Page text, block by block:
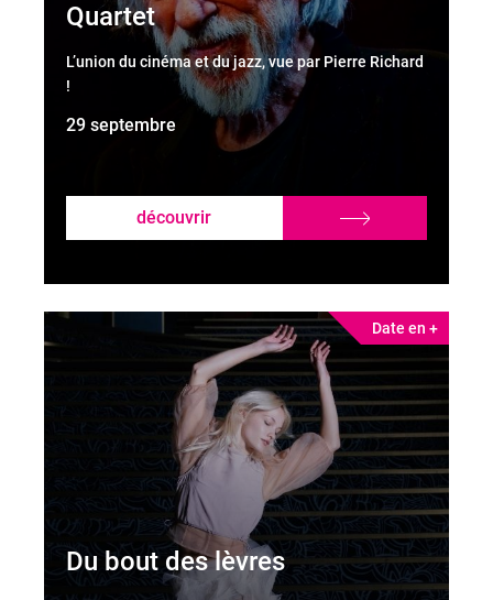
Quartet
L’union du cinéma et du jazz, vue par Pierre Richard
!
29 septembre
découvrir
Date en +
Du bout des lèvres